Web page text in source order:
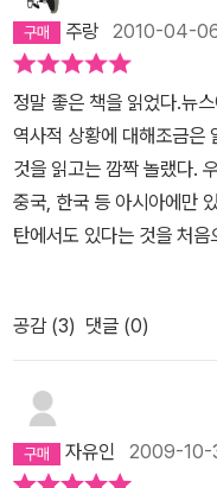
처지와 환경 때문에 일찍
갈등 속에사랑을 갈구했던
지 못하는 나약한 피해자와
른 사람의 권리는 훔치는
듯,이 아이들의 모습은 굴
잃은그들의 모습과 흡사해
놓지 않고 연날리기를하는
징적이다. 연날리기 대회
연이 '성공'을 상징한다면,
들과 함께 연을 날리는마지
습이 잊혀지지 않는다.
주랑 2010-04-
정말 좋은 책을 읽었다.뉴
역사적 상황에 대해조금은
것을 읽고는 깜짝 놀랬다.
중국, 한국 등 아시아에만
탄에서도 있다는 것을 처
힌 이야기인데 그 중에서
버지와는 너무나 다른성향
그의 하인임에도 늘 묵묵
하산으로 인한 자격지심.
지 못하고 그저 바라만 봤
공감 (3) 댓글 (0)
자유인 2009-10-